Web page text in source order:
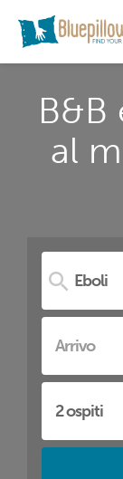
B&B
al